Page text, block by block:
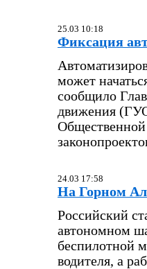
25.03 10:18
Фиксация
может
сообщило
движения
24.03 17:58
На Горном
Российский
автономном
беспилотной
водителя, а